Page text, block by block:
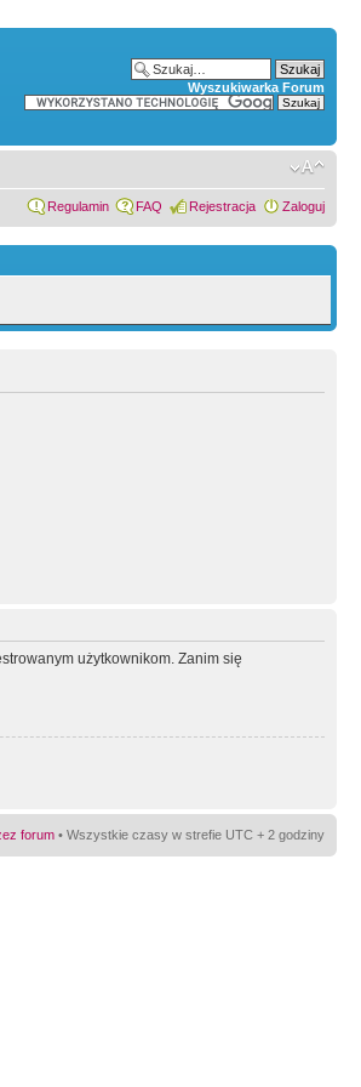
Wyszukiwarka Forum
Regulamin FAQ Rejestracja Zaloguj
użytkownikom. Zanim się
forum • Wszystkie czasy w strefie UTC + 2 godziny